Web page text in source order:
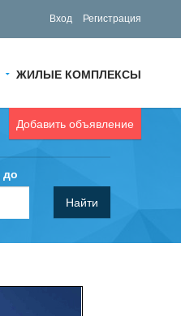
Вход Регистрация
ЖИЛЫЕ КОМПЛЕКСЫ
Добавить объявление
до
Найти